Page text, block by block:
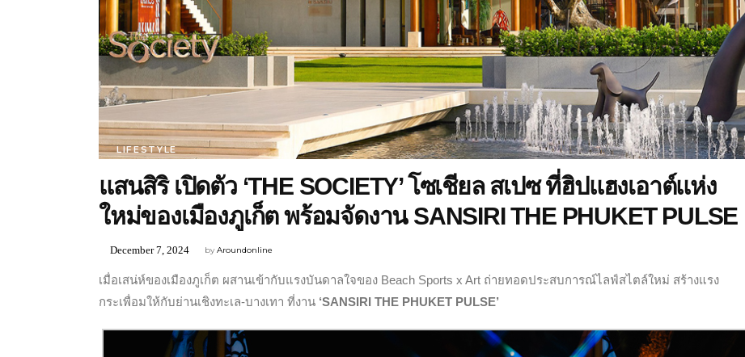
LIFESTYLE
แสนสิริ เปิดตัว ‘THE SOCIETY’ โซเชียล สเปซ ที่ฮิปแฮงเอาต์แห่ง
ใหม่ของเมืองภูเก็ต พร้อมจัดงาน SANSIRI THE PHUKET PULSE
byAroundonline
December 7, 2024
เมื่อเสน่ห์ของเมืองภูเก็ต ผสานเข้ากับแรงบันดาลใจของ Beach Sports x Art ถ่ายทอดประสบการณ์ไลฟ์สไตล์ใหม่ สร้างแรง
กระเพื่อมให้กับย่านเชิงทะเล-บางเทา ที่งาน ‘SANSIRI THE PHUKET PULSE’